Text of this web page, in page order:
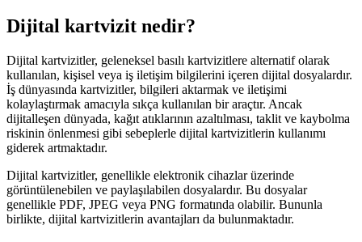
Dijital kartvizit nedir?
Dijital kartvizitler, geleneksel basılı kartvizitlere alternatif olarak
kullanılan, kişisel veya iş iletişim bilgilerini içeren dijital dosyalardır.
İş dünyasında kartvizitler, bilgileri aktarmak ve iletişimi
kolaylaştırmak amacıyla sıkça kullanılan bir araçtır. Ancak
dijitalleşen dünyada, kağıt atıklarının azaltılması, taklit ve kaybolma
riskinin önlenmesi gibi sebeplerle dijital kartvizitlerin kullanımı
giderek artmaktadır.
Dijital kartvizitler, genellikle elektronik cihazlar üzerinde
görüntülenebilen ve paylaşılabilen dosyalardır. Bu dosyalar
genellikle PDF, JPEG veya PNG formatında olabilir. Bununla
birlikte, dijital kartvizitlerin avantajları da bulunmaktadır.